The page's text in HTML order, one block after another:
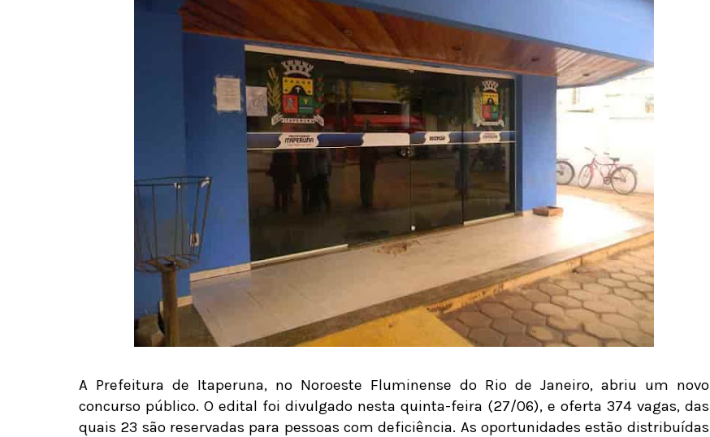
A Prefeitura de Itaperuna, no Noroeste Fluminense do Rio de Janeiro, abriu um novo
concurso público. O edital foi divulgado nesta quinta-feira (27/06), e oferta 374 vagas, das
quais 23 são reservadas para pessoas com deficiência. As oportunidades estão distribuídas